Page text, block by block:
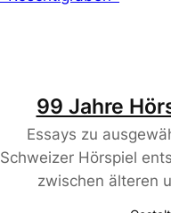
99 Jahre
Essays zu
Schweizer Hörspiel
zwischen älteren